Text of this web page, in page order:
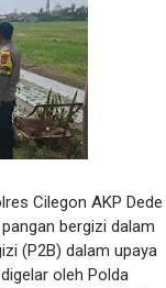
Cilegon AKP Dede
bergizi dalam
(P2B) dalam upaya
oleh Polda